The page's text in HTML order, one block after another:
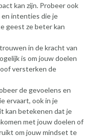
kan zijn. Probeer ook
intenties die je
geest ze beter kan
in de kracht van
is om jouw doelen
versterken de
de gevoelens en
ervaart, ook in je
kan betekenen dat je
met jouw doelen of
om jouw mindset te